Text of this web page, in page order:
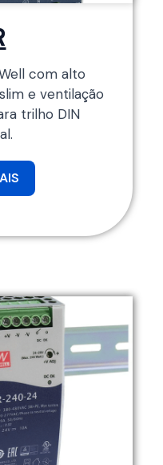
com alto
e ventilação
trilho DIN